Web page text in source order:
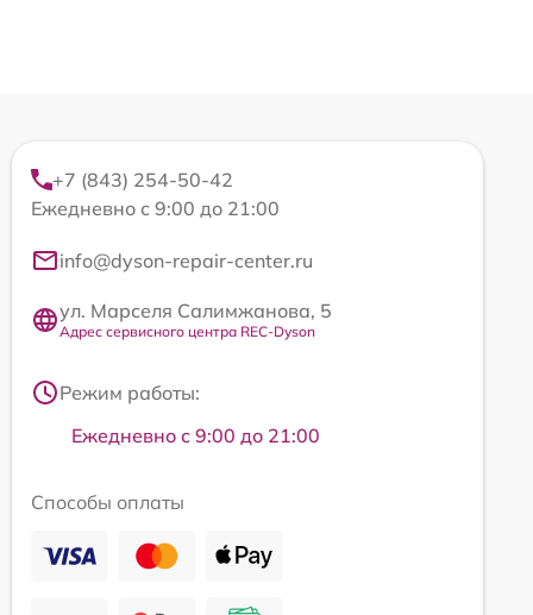
+7 (843) 254-50-42
Ежедневно с 9:00 до 21:00
info@dyson-repair-center.ru
ул. Марселя Салимжанова, 5
Адрес сервисного центра REC-Dyson
Режим работы:
Ежедневно с 9:00 до 21:00
Способы оплаты